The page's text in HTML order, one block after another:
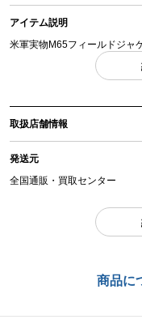
アイテム説明
米軍実物M65フィールドジ
「付属品」・・・ 写真に写
アイテム状態
中古：C（使用感あり/キズ、
丈73ｃｍ程度です。経年によ
現状品となりますのでよくご
お品物についてのご注意を必
chc-2603263317-ai-
取扱店舗情報
発送元
全国通販・買取センター
東京都江戸川区中葛西6-10-
商品に